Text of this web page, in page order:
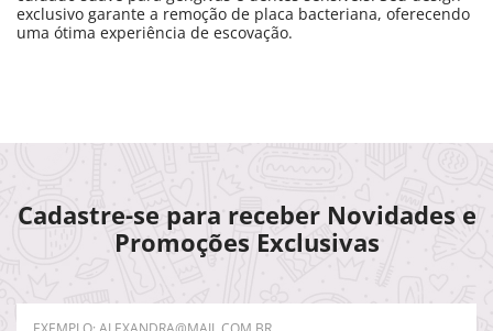
exclusivo garante a remoção de placa bacteriana, oferecendo
uma ótima experiência de escovação.
Cadastre-se para receber Novidades e
Promoções Exclusivas